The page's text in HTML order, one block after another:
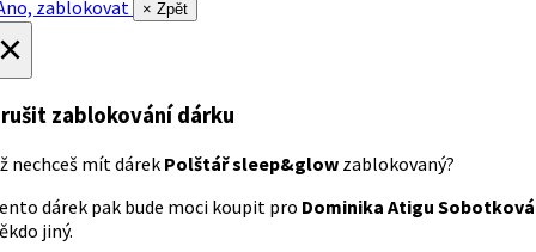
zablokovat
× Zpět
zablokování dárku
nechceš mít dárek Polštář sleep&glow zablokovaný?
dárek pak bude moci koupit pro Dominika Atigu Sobotková
jiný.